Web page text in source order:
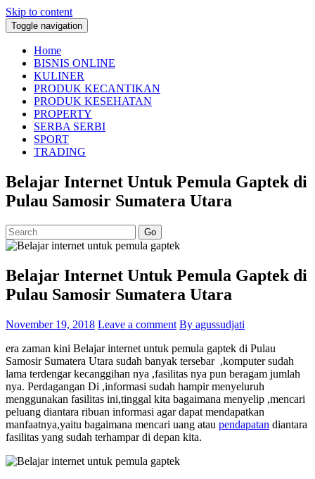
Skip to content
Toggle navigation
Home
BISNIS ONLINE
KULINER
PRODUK KECANTIKAN
PRODUK KESEHATAN
PROPERTY
SERBA SERBI
SPORT
TRADING
Belajar Internet Untuk Pemula Gaptek di
Pulau Samosir Sumatera Utara
Go
Belajar Internet Untuk Pemula Gaptek di
Pulau Samosir Sumatera Utara
November 19, 2018 Leave a comment By agussudjati
era zaman kini Belajar internet untuk pemula gaptek di Pulau
Samosir Sumatera Utara sudah banyak tersebar ,komputer sudah
lama terdengar kecanggihan nya ,fasilitas nya pun beragam jumlah
nya. Perdagangan Di ,informasi sudah hampir menyeluruh
menggunakan fasilitas ini,tinggal kita bagaimana menyelip ,mencari
peluang diantara ribuan informasi agar dapat mendapatkan
manfaatnya,yaitu bagaimana mencari uang atau pendapatan diantara
fasilitas yang sudah terhampar di depan kita.